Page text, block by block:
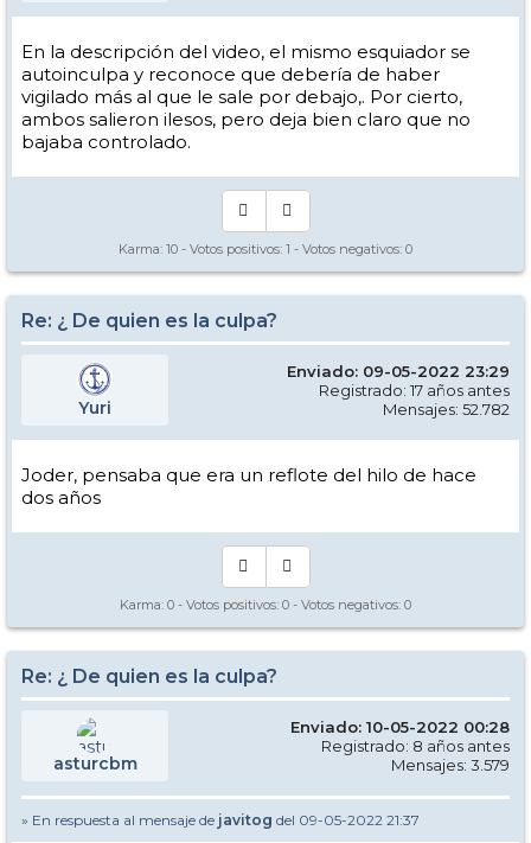
En la descripción del video, el mismo esquiador se
autoinculpa y reconoce que debería de haber
vigilado más al que le sale por debajo,. Por cierto,
ambos salieron ilesos, pero deja bien claro que no
bajaba controlado.
Karma: 10 - Votos positivos: 1 - Votos negativos: 0
Re: ¿ De quien es la culpa?
Yuri
Enviado: 09-05-2022 23:29
Registrado: 17 años antes
Mensajes: 52.782
Joder, pensaba que era un reflote del hilo de hace
dos años
Karma: 0 - Votos positivos: 0 - Votos negativos: 0
Re: ¿ De quien es la culpa?
asturcbm
Enviado: 10-05-2022 00:28
Registrado: 8 años antes
Mensajes: 3.579
» En respuesta al mensaje de javitog del 09-05-2022 21:37